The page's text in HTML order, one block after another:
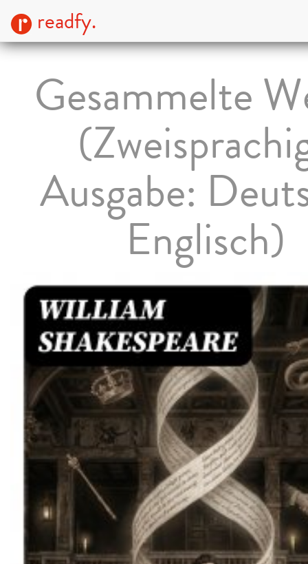
readfy.
Gesammelte
Ausgabe:
Englisch)